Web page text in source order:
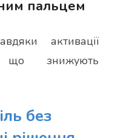
пальцем
активації
що знижують
без